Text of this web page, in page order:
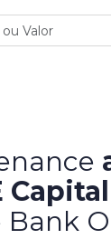
Capital
Bank